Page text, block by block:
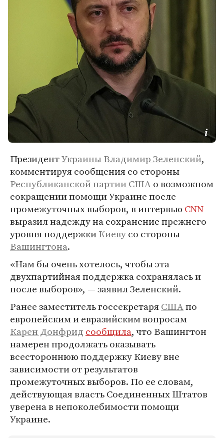
ПрезидентУкраиныВладимир Зеленский,
комментируя сообщения со стороны
Республиканской партии СШАо возможном
сокращении помощи Украине после
промежуточных выборов, в интервью CNN
выразил надежду на сохранение прежнего
уровня поддержкиКиевусо стороны
Вашингтона.
«Нам бы очень хотелось, чтобы эта
двухпартийная поддержка сохранялась и
после выборов», — заявил Зеленский.
Ранее заместитель госсекретаряСШАпо
европейским и евразийским вопросам
Карен Донфрид сообщила, что Вашингтон
намерен продолжать оказывать
всестороннюю поддержку Киеву вне
зависимости от результатов
промежуточных выборов. По ее словам,
действующая власть Соединенных Штатов
уверена в непоколебимости помощи
Украине.